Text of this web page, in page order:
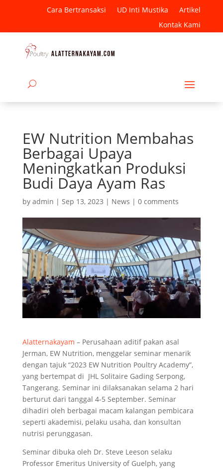
Cara Bertransaksi UD Inti Mustika
Artikel
Kontak Kami
EW Nutrition Membahas
Berbagai Upaya
Meningkatkan Produksi
Budi Daya Ayam Ras
by admin | Sep 13, 2023 | News | 0 comments
Alatternakayam – Perusahaan aditif pakan asal
Jerman, EW Nutrition, menggelar seminar menarik
dengan tajuk “2023 EW Nutrition Poultry Academy”,
yang bertempat di JHL Solitaire Gading Serpong,
Tangerang. Seminar ini dilaksanakan selama 2 hari
berturut dari tanggal 4-5 September. Seminar
dihadiri oleh berbagai macam kalangan pembicara
seperti akademisi, pelaku usaha, dan konsultan
nutrisi perunggasan.
Seminar dibuka oleh Dr. Steve Leeson selaku
Professor Emeritus University of Guelph, yang